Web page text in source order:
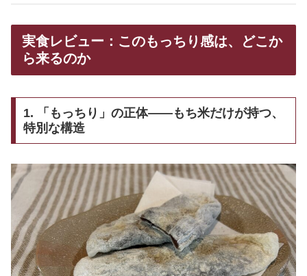
実食レビュー：このもっちり感は、どこか
ら来るのか
1. 「もっちり」の正体——もち米だけが持つ、
特別な構造